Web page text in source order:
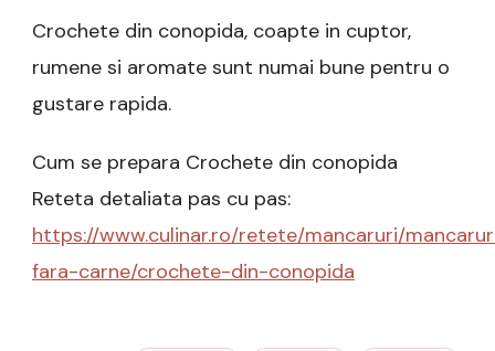
Crochete din conopida, coapte in cuptor,
rumene si aromate sunt numai bune pentru o
gustare rapida.
Cum se prepara Crochete din conopida
Reteta detaliata pas cu pas:
https://www.culinar.ro/retete/mancaruri/
fara-carne/crochete-din-conopida